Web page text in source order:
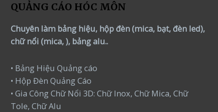
QUẢNG CÁO HÓC MÔN
Chuyên làm bảng hiệu, hộp đèn (mica, bạt, đèn led),
chữ nổi (mica, ), bảng alu..
• Bảng Hiệu Quảng cáo
• Hộp Đèn Quảng Cáo
• Gia Công Chữ Nổi 3D: Chữ Inox, Chữ Mica, Chữ
Tole, Chữ Alu